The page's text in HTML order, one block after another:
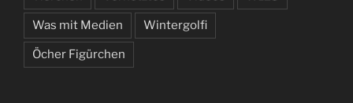
Was mit Medien Wintergolfi
Öcher Figürchen